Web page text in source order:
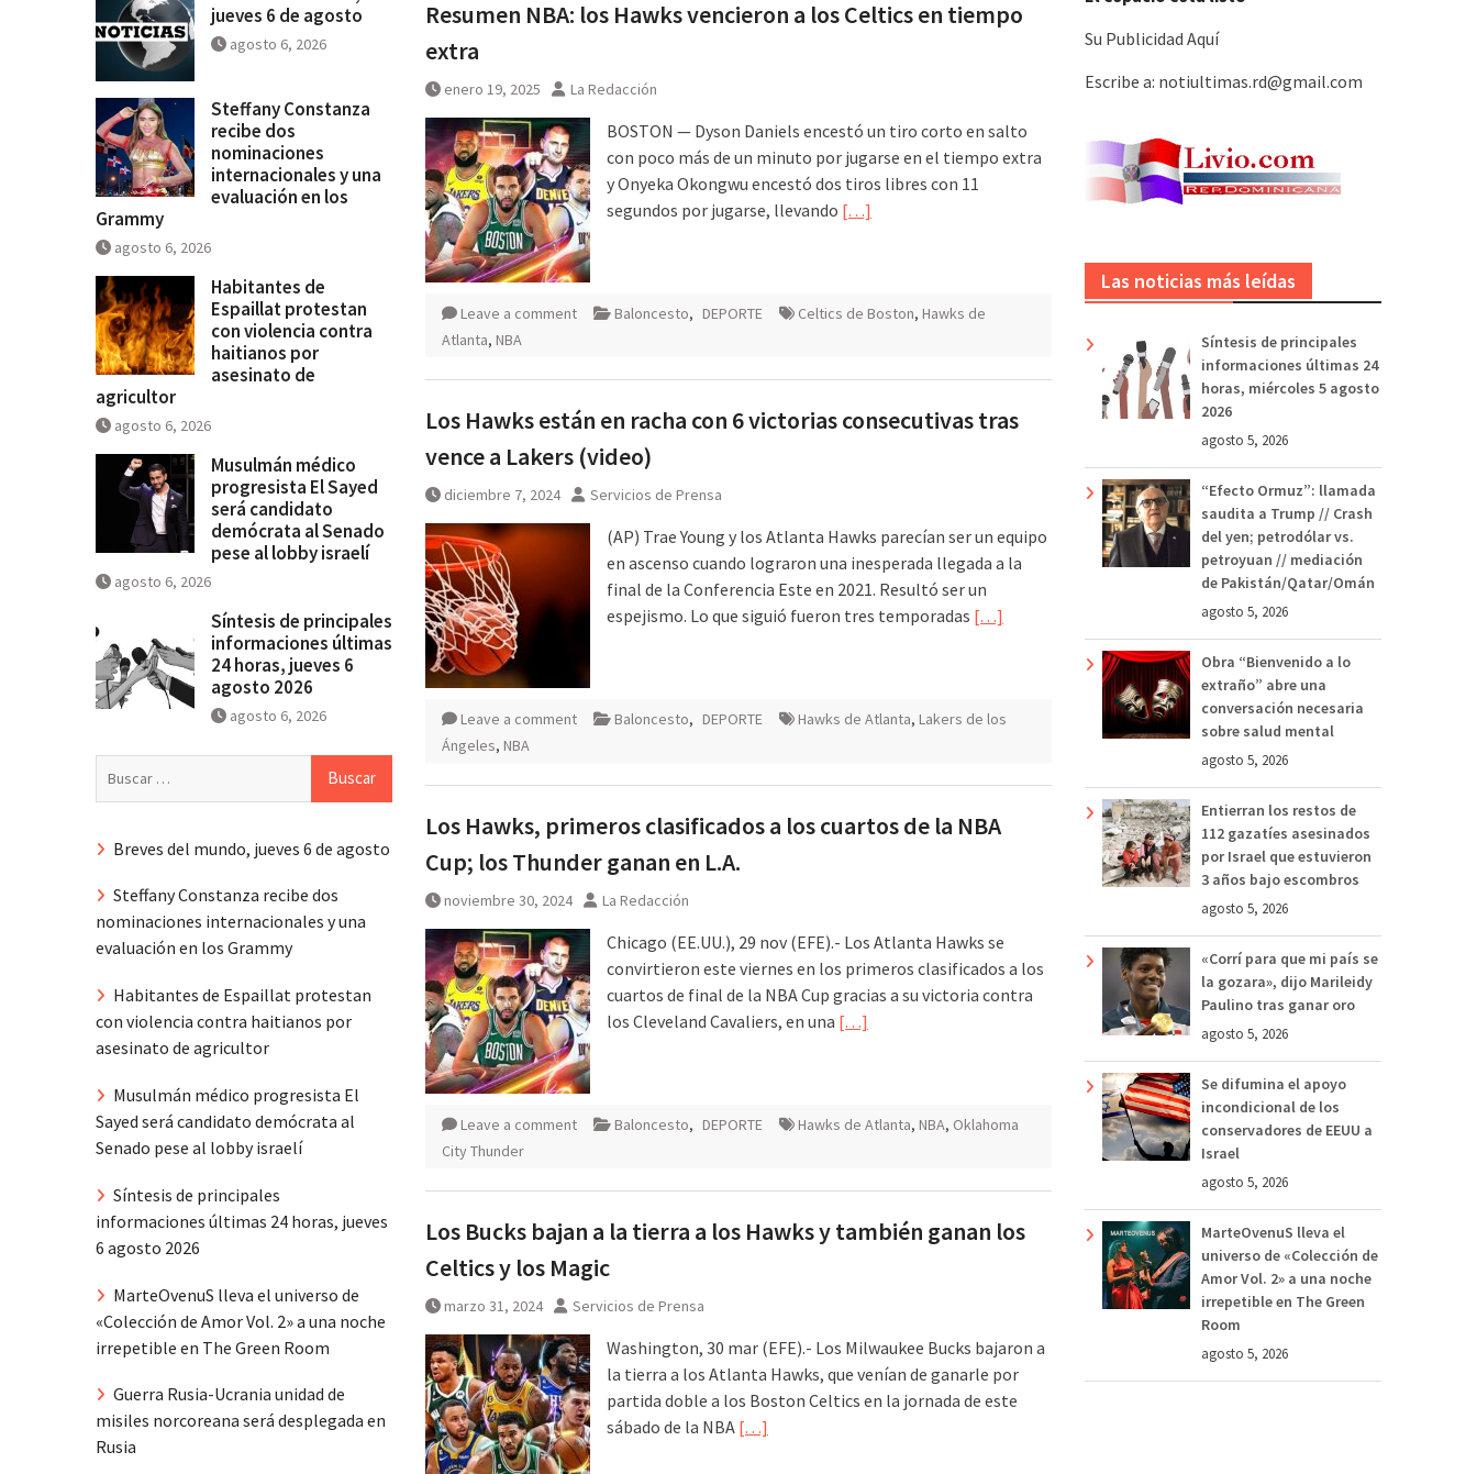
Resumen NBA: los Hawks vencieron a los Celtics en tiempo
extra
enero 19, 2025 La Redacción
BOSTON — Dyson Daniels encestó un tiro corto en salto
con poco más de un minuto por jugarse en el tiempo extra
y Onyeka Okongwu encestó dos tiros libres con 11
segundos por jugarse, llevando […]
Leave a comment Baloncesto, DEPORTE Celtics de Boston, Hawks de
Atlanta, NBA
Los Hawks están en racha con 6 victorias consecutivas tras
vence a Lakers (video)
diciembre 7, 2024 Servicios de Prensa
(AP) Trae Young y los Atlanta Hawks parecían ser un equipo
en ascenso cuando lograron una inesperada llegada a la
final de la Conferencia Este en 2021. Resultó ser un
espejismo. Lo que siguió fueron tres temporadas […]
Leave a comment Baloncesto, DEPORTE Hawks de Atlanta, Lakers de los
Ángeles, NBA
Los Hawks, primeros clasificados a los cuartos de la NBA
Cup; los Thunder ganan en L.A.
noviembre 30, 2024 La Redacción
Chicago (EE.UU.), 29 nov (EFE).- Los Atlanta Hawks se
convirtieron este viernes en los primeros clasificados a los
cuartos de final de la NBA Cup gracias a su victoria contra
los Cleveland Cavaliers, en una […]
Leave a comment Baloncesto, DEPORTE Hawks de Atlanta, NBA, Oklahoma
City Thunder
Los Bucks bajan a la tierra a los Hawks y también ganan los
Celtics y los Magic
marzo 31, 2024 Servicios de Prensa
Washington, 30 mar (EFE).- Los Milwaukee Bucks bajaron a
la tierra a los Atlanta Hawks, que venían de ganarle por
partida doble a los Boston Celtics en la jornada de este
sábado de la NBA […]
Su Publicidad Aquí
Escribe a: notiultimas.rd@gmail.com
Las noticias más leídas
Síntesis de principales
informaciones últimas 24
horas, miércoles 5 agosto
2026
agosto 5, 2026
“Efecto Ormuz”: llamada
saudita a Trump // Crash
del yen; petrodólar vs.
petroyuan // mediación
de Pakistán/Qatar/Omán
agosto 5, 2026
Obra “Bienvenido a lo
extraño” abre una
conversación necesaria
sobre salud mental
agosto 5, 2026
Entierran los restos de
112 gazatíes asesinados
por Israel que estuvieron
3 años bajo escombros
agosto 5, 2026
«Corrí para que mi país se
la gozara», dijo Marileidy
Paulino tras ganar oro
agosto 5, 2026
Se difumina el apoyo
incondicional de los
conservadores de EEUU a
Israel
agosto 5, 2026
MarteOvenuS lleva el
universo de «Colección de
Amor Vol. 2» a una noche
irrepetible en The Green
Room
agosto 5, 2026
jueves 6 de agosto
agosto 6, 2026
Steffany Constanza
recibe dos
nominaciones
internacionales y una
evaluación en los
Grammy
agosto 6, 2026
Habitantes de
Espaillat protestan
con violencia contra
haitianos por
asesinato de
agricultor
agosto 6, 2026
Musulmán médico
progresista El Sayed
será candidato
demócrata al Senado
pese al lobby israelí
agosto 6, 2026
Síntesis de principales
informaciones últimas
24 horas, jueves 6
agosto 2026
agosto 6, 2026
Breves del mundo, jueves 6 de agosto
Steffany Constanza recibe dos
nominaciones internacionales y una
evaluación en los Grammy
Habitantes de Espaillat protestan
con violencia contra haitianos por
asesinato de agricultor
Musulmán médico progresista El
Sayed será candidato demócrata al
Senado pese al lobby israelí
Síntesis de principales
informaciones últimas 24 horas, jueves
6 agosto 2026
MarteOvenuS lleva el universo de
«Colección de Amor Vol. 2» a una noche
irrepetible en The Green Room
Guerra Rusia-Ucrania unidad de
misiles norcoreana será desplegada en
Rusia